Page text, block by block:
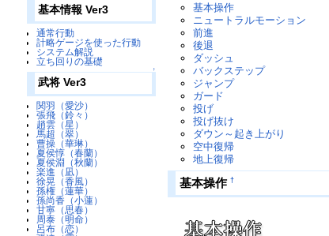
基本情報 Ver3
通常行動
計略ゲージを使った行動
システム解説
立ち回りの基礎
↑
武将 Ver3
関羽（愛沙）
張飛（鈴々）
趙雲（星）
馬超（翠）
曹操（華琳）
夏侯惇（春蘭）
夏侯淵（秋蘭）
楽進（凪）
徐晃（香風）
孫権（蓮華）
孫尚香（小蓮）
甘寧（思春）
周泰（明命）
呂布（恋）
基本操作
ニュートラルモーション
前進
後退
ダッシュ
バックステップ
ジャンプ
ガード
投げ
投げ抜け
ダウン～起き上がり
空中復帰
地上復帰
基本操作 †